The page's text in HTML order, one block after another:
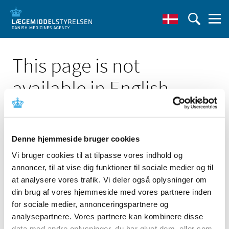
Denne hjemmeside bruger cookies
Vi bruger cookies til at tilpasse vores indhold og
annoncer, til at vise dig funktioner til sociale medier og til
at analysere vores trafik. Vi deler også oplysninger om
din brug af vores hjemmeside med vores partnere inden
for sociale medier, annonceringspartnere og
analysepartnere. Vores partnere kan kombinere disse
This page is not
available in English
Click here to see the Danish page 'Desktop Pro 4.2, 5.0,
5.1'
Go to English frontpage